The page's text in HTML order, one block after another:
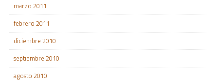
marzo 2011
febrero 2011
diciembre 2010
septiembre 2010
agosto 2010